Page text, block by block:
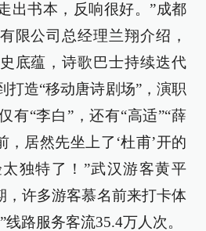
出书本，反响很好。”成都
限公司总经理兰翔介绍，
底蕴，诗歌巴士持续迭代
打造“移动唐诗剧场”，演职
有“李白”，还有“高适”“薛
，居然先坐上了‘杜甫’开的
独特了！”武汉游客黄平
，许多游客慕名前来打卡体
路服务客流35.4万人次。